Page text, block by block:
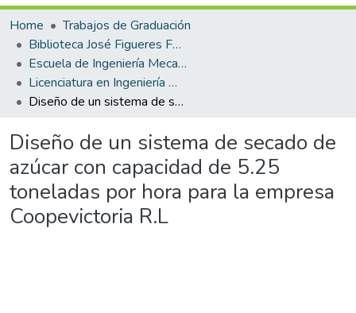
Home
Trabajos de Graduación
Biblioteca José Figueres Ferrer
Escuela de Ingeniería Mecatrónica (antes era Área Académica de Ingeniería Mecatrónica)
Licenciatura en Ingeniería Mecatrónica
Diseño de un sistema de secado de azúcar con capacidad de 5.25 toneladas por hora para la empresa Coopevictoria R.L
Diseño de un sistema de secado de
azúcar con capacidad de 5.25
toneladas por hora para la empresa
Coopevictoria R.L